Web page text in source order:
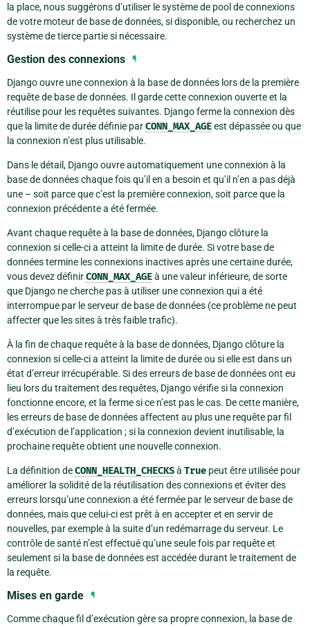
la place, nous suggérons d’utiliser le système de pool de connexions
de votre moteur de base de données, si disponible, ou recherchez un
système de tierce partie si nécessaire.
Gestion des connexions ¶
Django ouvre une connexion à la base de données lors de la première
requête de base de données. Il garde cette connexion ouverte et la
réutilise pour les requêtes suivantes. Django ferme la connexion dès
que la limite de durée définie parCONN_MAX_AGEest dépassée ou que
la connexion n’est plus utilisable.
Dans le détail, Django ouvre automatiquement une connexion à la
base de données chaque fois qu’il en a besoin et qu’il n’en a pas déjà
une – soit parce que c’est la première connexion, soit parce que la
connexion précédente a été fermée.
Avant chaque requête à la base de données, Django clôture la
connexion si celle-ci a atteint la limite de durée. Si votre base de
données termine les connexions inactives après une certaine durée,
vous devez définirCONN_MAX_AGEà une valeur inférieure, de sorte
que Django ne cherche pas à utiliser une connexion qui a été
interrompue par le serveur de base de données (ce problème ne peut
affecter que les sites à très faible trafic).
À la fin de chaque requête à la base de données, Django clôture la
connexion si celle-ci a atteint la limite de durée ou si elle est dans un
état d’erreur irrécupérable. Si des erreurs de base de données ont eu
lieu lors du traitement des requêtes, Django vérifie si la connexion
fonctionne encore, et la ferme si ce n’est pas le cas. De cette manière,
les erreurs de base de données affectent au plus une requête par fil
d’exécution de l’application ; si la connexion devient inutilisable, la
prochaine requête obtient une nouvelle connexion.
La définition deCONN_HEALTH_CHECKSà True peut être utilisée pour
améliorer la solidité de la réutilisation des connexions et éviter des
erreurs lorsqu’une connexion a été fermée par le serveur de base de
données, mais que celui-ci est prêt à en accepter et en servir de
nouvelles, par exemple à la suite d’un redémarrage du serveur. Le
contrôle de santé n’est effectué qu’une seule fois par requête et
seulement si la base de données est accédée durant le traitement de
la requête.
Mises en garde ¶
Comme chaque fil d’exécution gère sa propre connexion, la base de